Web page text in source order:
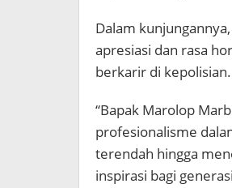
Dalam
apresiasi dan rasa
berkarir di kepolisian.
“Bapak Marolop
profesionalisme
terendah hingga
inspirasi bagi